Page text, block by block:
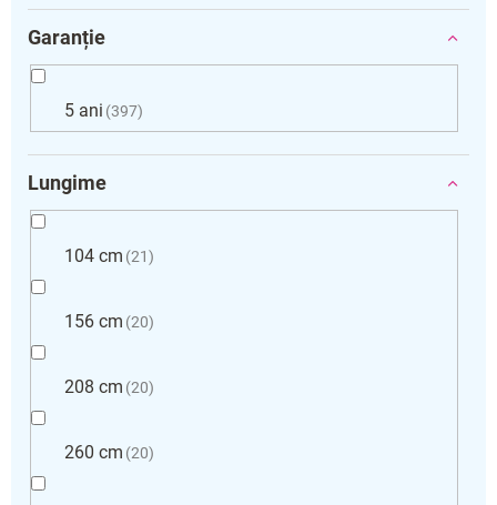
Garanție
5 ani 397
Lungime
104 cm 21
156 cm 20
208 cm 20
260 cm 20